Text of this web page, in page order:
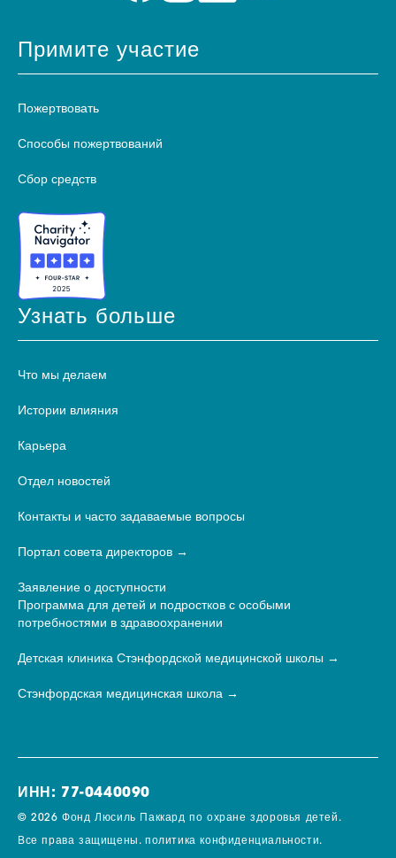
Примите участие
Пожертвовать
Способы пожертвований
Сбор средств
Узнать больше
Что мы делаем
Истории влияния
Карьера
Отдел новостей
Контакты и часто задаваемые вопросы
Портал совета директоров
Заявление о доступности
Программа для детей и подростков с особыми
потребностями в здравоохранении
Детская клиника Стэнфордской медицинской школы
Стэнфордская медицинская школа
ИНН: 77-0440090
© 2026 Фонд Люсиль Паккард по охране здоровья детей.
Все права защищены. политика конфиденциальности.